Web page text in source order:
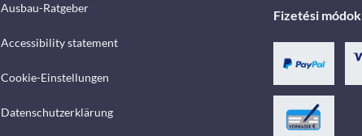
Ausbau-Ratgeber
Accessibility statement
Cookie-Einstellungen
Datenschutzerklärung
Fizetési módok